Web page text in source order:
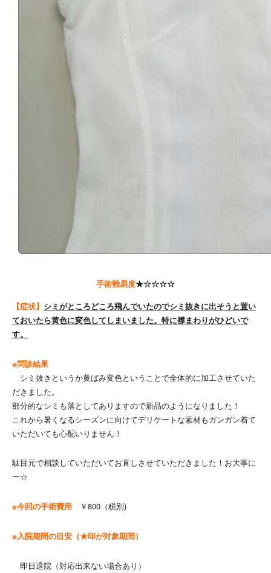
手術難易度★☆☆☆☆
【症状】 シミがところどころ飛んでいたのでシミ抜きに出そうと置い
ておいたら黄色に変色してしまいました。特に襟まわりがひどいで
す。
※問診結果
シミ抜きというか黄ばみ変色ということで全体的に加工させていた
だきました。
部分的なシミも落としてありますので新品のようになりました！
これから暑くなるシーズンに向けてデリケートな素材もガンガン着て
いただいても心配いりません！
駄目元で相談していただいてお直しさせていただきました！お大事に
ー☆
※今回の手術費用 ￥800（税別)
※入院期間の目安（★印が対象期間）
即日退院（対応出来ない場合あり）